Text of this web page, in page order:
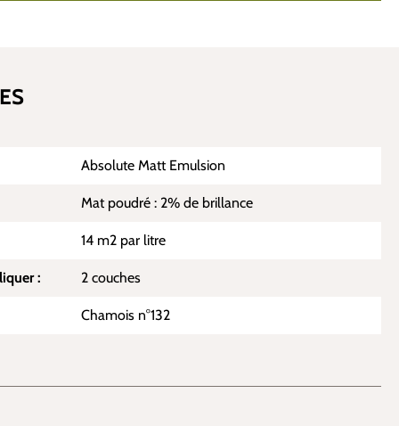
Absolute Matt Emulsion
Mat poudré : 2% de brillance
14 m2 par litre
: 2 couches
Chamois n°132